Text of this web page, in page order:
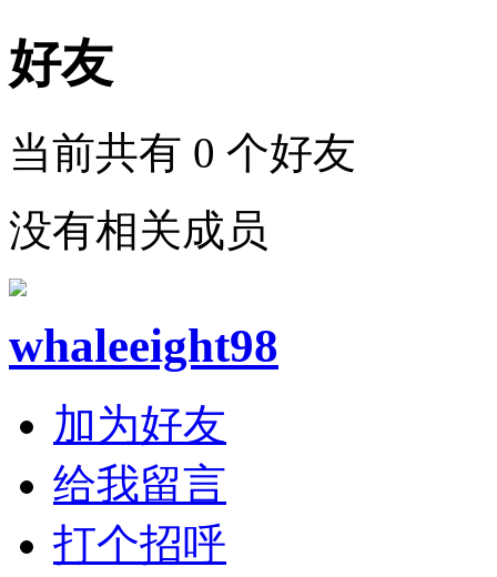
好友
当前共有 0 个好友
没有相关成员
whaleeight98
加为好友
给我留言
打个招呼